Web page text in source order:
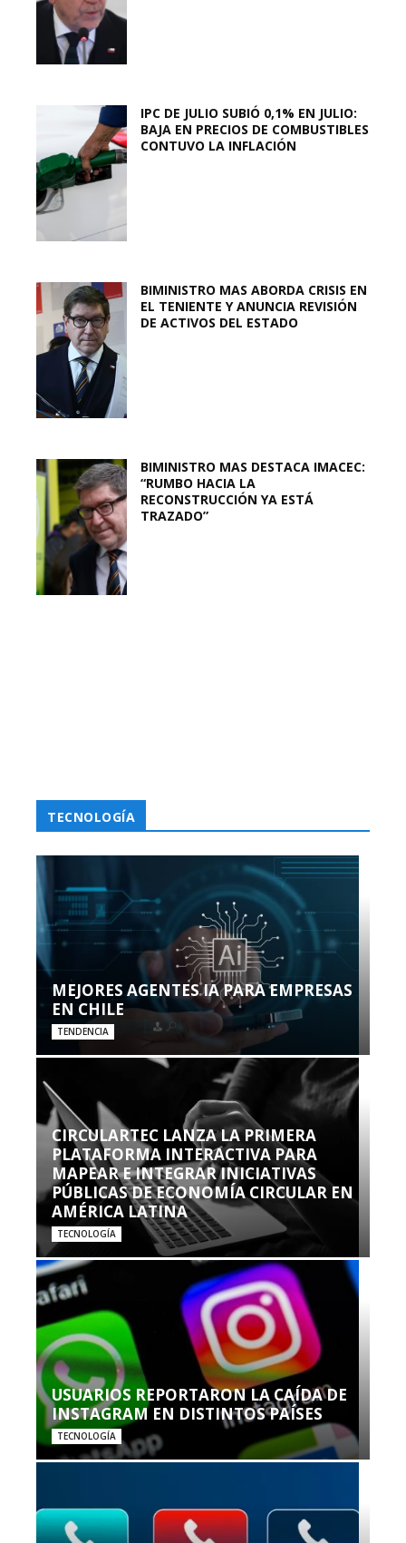
IPC DE JULIO SUBIÓ 0,1% EN JULIO:
BAJA EN PRECIOS DE COMBUSTIBLES
CONTUVO LA INFLACIÓN
BIMINISTRO MAS ABORDA CRISIS EN
EL TENIENTE Y ANUNCIA REVISIÓN
DE ACTIVOS DEL ESTADO
BIMINISTRO MAS DESTACA IMACEC:
“RUMBO HACIA LA
RECONSTRUCCIÓN YA ESTÁ
TRAZADO”
TECNOLOGÍA
MEJORES AGENTES IA PARA EMPRESAS
EN CHILE
TENDENCIA
CIRCULARTEC LANZA LA PRIMERA
PLATAFORMA INTERACTIVA PARA
MAPEAR E INTEGRAR INICIATIVAS
PÚBLICAS DE ECONOMÍA CIRCULAR EN
AMÉRICA LATINA
TECNOLOGÍA
USUARIOS REPORTARON LA CAÍDA DE
INSTAGRAM EN DISTINTOS PAÍSES
TECNOLOGÍA